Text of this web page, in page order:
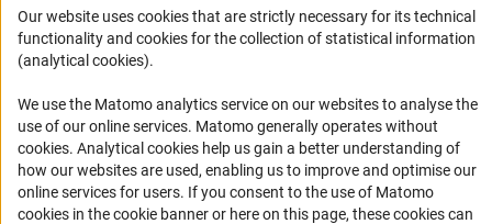
Органы управления
Задачи DFG
История DFG
Финансирование
Совместные конкурсы с российскими партнёрскими
организациями
Our website uses cookies that are strictly necessary for its technical
functionality and cookies for the collection of statistical information
(analytical cookies).
We use the Matomo analytics service on our websites to analyse the
use of our online services. Matomo generally operates without
cookies(Anc
. Analytical cookies help us gain a better understanding of
how our websites are used, enabling us to improve and optimise our
online services for users. If you consent to the use of Matomo
cookies in the cookie banner or here on this page, these cookies can